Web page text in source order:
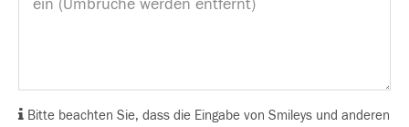
Bitte beachten Sie, dass die Eingabe von Smileys und anderen